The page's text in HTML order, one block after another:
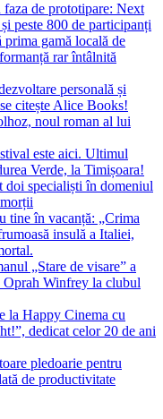
de prototipare: Next
peste 800 de participanți
gamă locală de
rar întâlnită
personală și
citește Alice Books!
noul roman al lui
este aici. Ultimul
Verde, la Timișoara!
doi specialiști în domeniul
tine în vacanță: „Crima
insulă a Italiei,
„Stare de visare” a
Oprah Winfrey la clubul
la Happy Cinema cu
dedicat celor 20 de ani
pledoarie pentru
de productivitate